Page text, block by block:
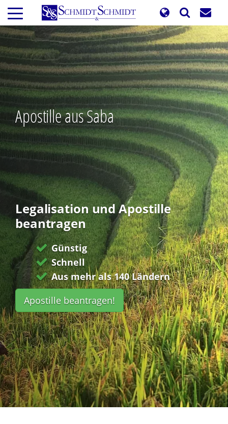
Direkt
zum
Inhalt
Apostille aus Saba
Legalisation und Apostille
beantragen
Günstig
Schnell
Aus mehr als 140 Ländern
Apostille beantragen!